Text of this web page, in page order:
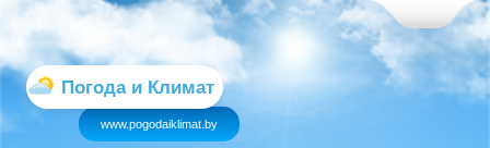
Погода и Климат
www.pogodaiklimat.by